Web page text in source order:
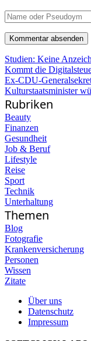
Studien: Keine
Kommt die
Ex-CDU-
Kulturstaatsminister
Rubriken
Beauty
Finanzen
Gesundheit
Job & Beruf
Lifestyle
Reise
Sport
Technik
Unterhaltung
Themen
Blog
Fotografie
Krankenversicherung
Personen
Wissen
Zitate
Über uns
Datenschutz
Impressum